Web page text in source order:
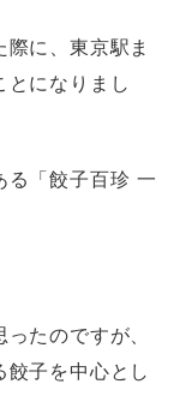
に、東京駅ま
とになりまし
る「餃子百珍 一
たのですが、
子を中心とし